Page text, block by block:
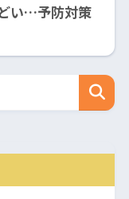
い…予防対策